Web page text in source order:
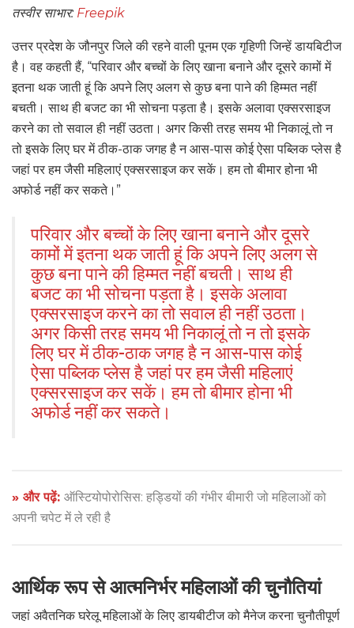
तस्वीर साभार: Freepik
उत्तर प्रदेश के जौनपुर जिले की रहने वाली पूनम एक गृहिणी जिन्हें डायबिटीज
है। वह कहती हैं, “परिवार और बच्चों के लिए खाना बनाने और दूसरे कामों में
इतना थक जाती हूं कि अपने लिए अलग से कुछ बना पाने की हिम्मत नहीं
बचती। साथ ही बजट का भी सोचना पड़ता है। इसके अलावा एक्सरसाइज
करने का तो सवाल ही नहीं उठता। अगर किसी तरह समय भी निकालूं तो न
तो इसके लिए घर में ठीक-ठाक जगह है न आस-पास कोई ऐसा पब्लिक प्लेस है
जहां पर हम जैसी महिलाएं एक्सरसाइज कर सकें। हम तो बीमार होना भी
अफोर्ड नहीं कर सकते।”
परिवार और बच्चों के लिए खाना बनाने और दूसरे
कामों में इतना थक जाती हूं कि अपने लिए अलग से
कुछ बना पाने की हिम्मत नहीं बचती। साथ ही
बजट का भी सोचना पड़ता है। इसके अलावा
एक्सरसाइज करने का तो सवाल ही नहीं उठता।
अगर किसी तरह समय भी निकालूं तो न तो इसके
लिए घर में ठीक-ठाक जगह है न आस-पास कोई
ऐसा पब्लिक प्लेस है जहां पर हम जैसी महिलाएं
एक्सरसाइज कर सकें। हम तो बीमार होना भी
अफोर्ड नहीं कर सकते।
» और पढ़ें: ऑस्टियोपोरोसिस: हड्डियों की गंभीर बीमारी जो महिलाओं को
अपनी चपेट में ले रही है
आर्थिक रूप से आत्मनिर्भर महिलाओं की चुनौतियां
जहां अवैतनिक घरेलू महिलाओं के लिए डायबीटीज को मैनेज करना चुनौतीपूर्ण